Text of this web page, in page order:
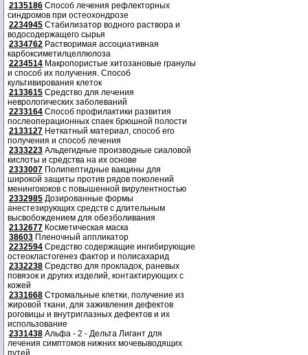
2135186 Способ лечения рефлекторных
синдромов при остеохондрозе
2234945 Стабилизатор водного раствора и
водосодержащего сырья
2334762 Растворимая ассоциативная
карбоксиметилцеллюлоза
2234514 Макропористые хитозановые гранулы
и способ их получения. Способ
культивирования клеток
2133615 Средство для лечения
неврологических заболеваний
2233164 Способ профилактики развития
послеоперационных спаек брюшной полости
2133127 Неткатный материал, способ его
получения и способ лечения
2333223 Альдегидные производные сиаловой
кислоты и средства на их основе
2333007 Полипептидные вакцины для
широкой защиты против рядов поколений
менингококов с повышенной вирулентностью
2332985 Дозированные формы
анестезирующих средств с длительным
высвобождением для обезболивания
2132677 Косметическая маска
38603 Пленочный аппликатор
2232594 Средство содержащие ингибирующие
остеокластогенез фактор и полисахарид
2332238 Средство для прокладок, раневых
повязок и других изделий, контактирующих с
кожей
2331668 Стромальные клетки, получение из
жировой ткани, для заживления дефектов
роговицы и внутриглазных дефектов и их
использование
2331438 Альфа - 2 - Дельта Лигант для
лечения симптомов нижних мочевыводящих
путей